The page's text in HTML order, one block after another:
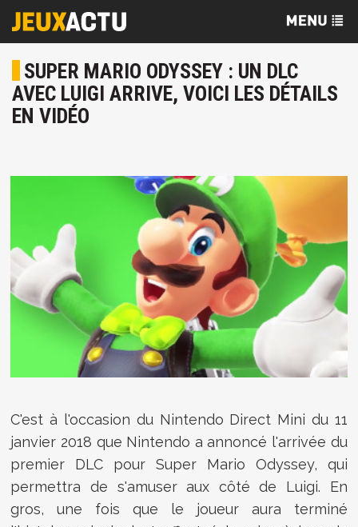
SUPER MARIO ODYSSEY : UN DLC
AVEC LUIGI ARRIVE, VOICI LES DÉTAILS
EN VIDÉO
C'est à l'occasion du Nintendo Direct Mini du 11
janvier 2018 que Nintendo a annoncé l'arrivée du
premier DLC pour Super Mario Odyssey, qui
permettra de s'amuser aux côté de Luigi. En
gros, une fois que le joueur aura terminé